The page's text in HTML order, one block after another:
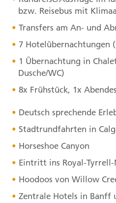
bzw. Reisebus mit
Transfers am An- und
7 Hotelübernachtungen
1 Übernachtung in
Dusche/WC)
8x Frühstück, 1x
Deutsch sprechende
Stadtrundfahrten in
Horseshoe Canyon
Eintritt ins Royal-Tyrrell-
Hoodoos von Willow
Zentrale Hotels in Banff